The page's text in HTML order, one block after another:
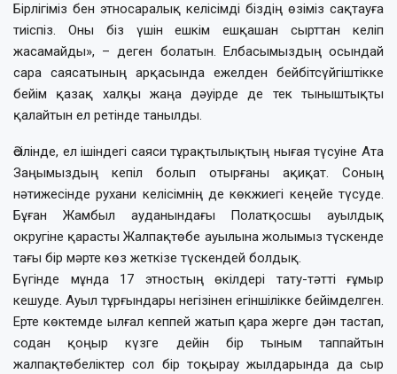
Бірлігіміз бен этносаралық келісімді біздің өзіміз сақтауға
тиіспіз. Оны біз үшін ешкім ешқашан сырттан келіп
жасамайды», – деген болатын. Елбасымыздың осындай
сара саясатының арқасында ежелден бейбітсүйгіштікке
бейім қазақ халқы жаңа дәуірде де тек тыныштықты
қалайтын ел ретінде танылды.
Әсілінде, ел ішіндегі саяси тұрақтылықтың нығая түсуіне Ата
Заңымыздың кепіл болып отырғаны ақиқат. Соның
нәтижесінде рухани келісімнің де көкжиегі кеңейе түсуде.
Бұған Жамбыл ауданындағы Полатқосшы ауылдық
округіне қарасты Жалпақтөбе ауылына жолымыз түскенде
тағы бір мәрте көз жеткізе түскендей болдық.
Бүгінде мұнда 17 этностың өкілдері тату-тәтті ғұмыр
кешуде. Ауыл тұрғындары негізінен егіншілікке бейімделген.
Ерте көктемде ылғал кеппей жатып қара жерге дән тастап,
содан қоңыр күзге дейін бір тыным таппайтын
жалпақтөбеліктер сол бір тоқырау жылдарында да сыр